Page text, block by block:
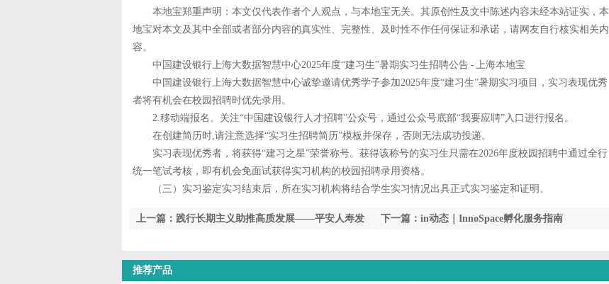
本地宝郑重声明：本文仅代表作者个人观点，与本地宝无关。其原创性及文中陈述内容未经本站证实，本
地宝对本文及其中全部或者部分内容的真实性、完整性、及时性不作任何保证和承诺，请网友自行核实相关内
容。
中国建设银行上海大数据智慧中心2025年度“建习生”暑期实习生招聘公告 - 上海本地宝
中国建设银行上海大数据智慧中心诚挚邀请优秀学子参加2025年度“建习生”暑期实习项目，实习表现优秀
者将有机会在校园招聘时优先录用。
2.移动端报名。关注“中国建设银行人才招聘”公众号，通过公众号底部“我要应聘”入口进行报名。
在创建简历时,请注意选择“实习生招聘简历”模板并保存，否则无法成功投递。
实习表现优秀者，将获得“建习之星”荣誉称号。获得该称号的实习生只需在2026年度校园招聘中通过全行
统一笔试考核，即有机会免面试获得实习机构的校园招聘录用资格。
（三）实习鉴定实习结束后，所在实习机构将结合学生实习情况出具正式实习鉴定和证明。
下一篇：in动态｜InnoSpace孵化服务指南
上一篇：践行长期主义助推高质发展——平安人寿发
推荐产品